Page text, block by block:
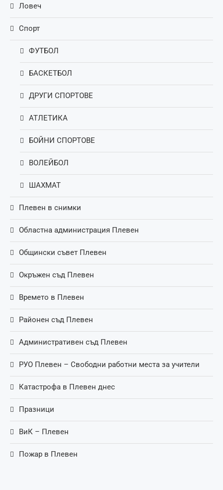
Ловеч
Спорт
ФУТБОЛ
БАСКЕТБОЛ
ДРУГИ СПОРТОВЕ
АТЛЕТИКА
БОЙНИ СПОРТОВЕ
ВОЛЕЙБОЛ
ШАХМАТ
Плевен в снимки
Областна администрация Плевен
Общински съвет Плевен
Окръжен съд Плевен
Времето в Плевен
Районен съд Плевен
Административен съд Плевен
РУО Плевен – Свободни работни места за учители
Катастрофа в Плевен днес
Празници
ВиК – Плевен
Пожар в Плевен